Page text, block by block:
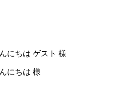
にちは ゲスト 様
にちは 様